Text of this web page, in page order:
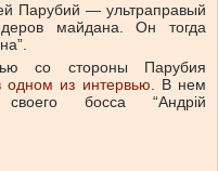
Парубий — ультраправый
майдана. Он тогда
со стороны Парубия
одном из интервью. В нем
босса “Андрій